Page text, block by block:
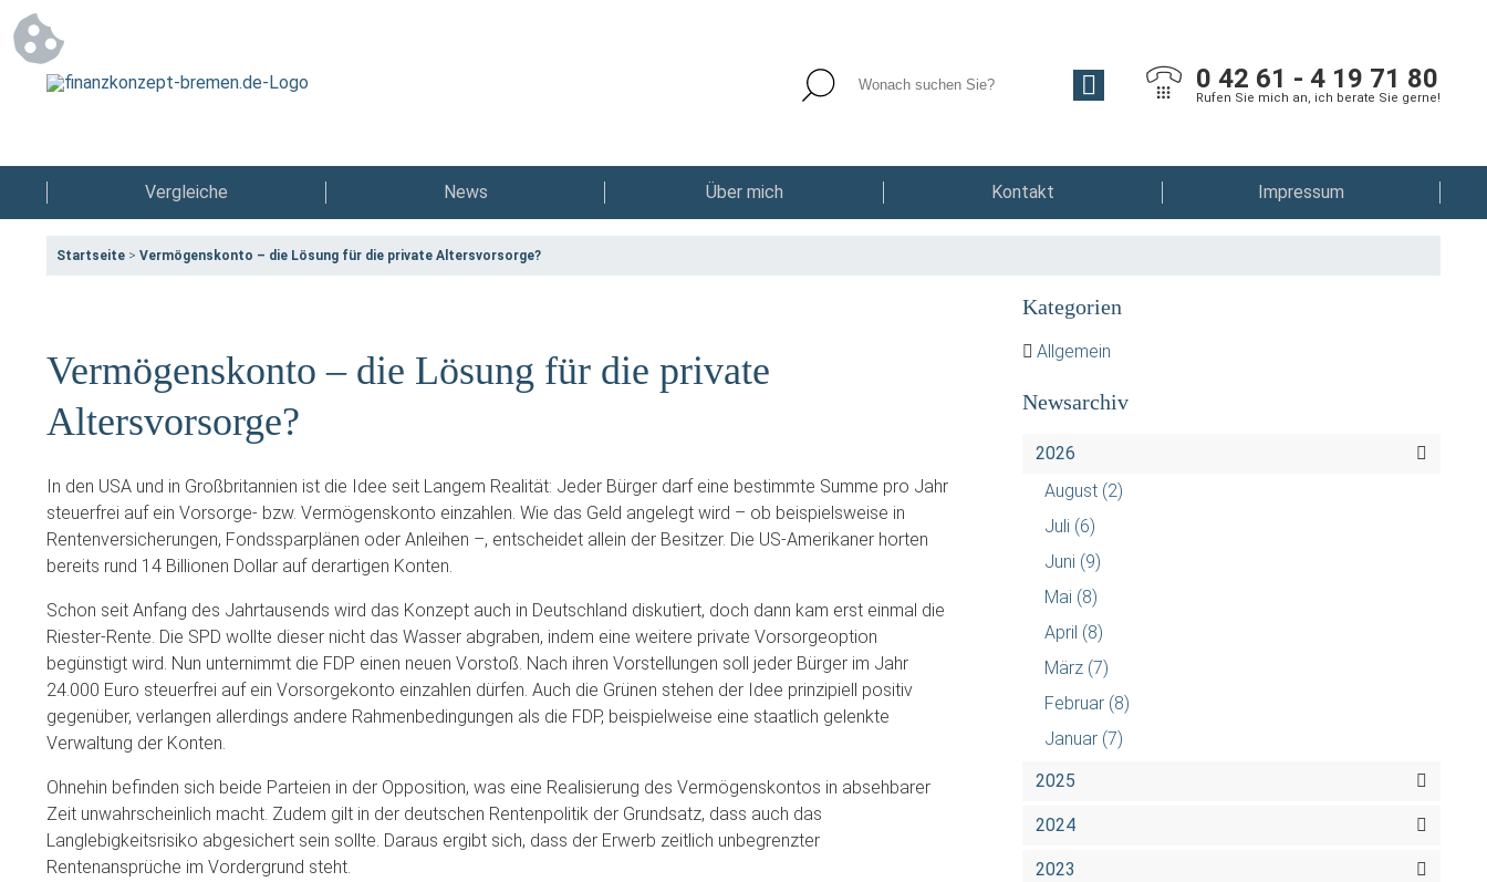
0 42 61 - 4 19 71 80
Rufen Sie mich an, ich berate Sie gerne!
Vergleiche News Über mich Kontakt Impressum
Startseite > Vermögenskonto – die Lösung für die private Altersvorsorge?
Vermögenskonto – die Lösung für die private
Altersvorsorge?
In den USA und in Großbritannien ist die Idee seit Langem Realität: Jeder Bürger darf eine bestimmte Summe pro Jahr
steuerfrei auf ein Vorsorge- bzw. Vermögenskonto einzahlen. Wie das Geld angelegt wird – ob beispielsweise in
Rentenversicherungen, Fondssparplänen oder Anleihen –, entscheidet allein der Besitzer. Die US-Amerikaner horten
bereits rund 14 Billionen Dollar auf derartigen Konten.
Schon seit Anfang des Jahrtausends wird das Konzept auch in Deutschland diskutiert, doch dann kam erst einmal die
Riester-Rente. Die SPD wollte dieser nicht das Wasser abgraben, indem eine weitere private Vorsorgeoption
begünstigt wird. Nun unternimmt die FDP einen neuen Vorstoß. Nach ihren Vorstellungen soll jeder Bürger im Jahr
24.000 Euro steuerfrei auf ein Vorsorgekonto einzahlen dürfen. Auch die Grünen stehen der Idee prinzipiell positiv
gegenüber, verlangen allerdings andere Rahmenbedingungen als die FDP, beispielweise eine staatlich gelenkte
Verwaltung der Konten.
Ohnehin befinden sich beide Parteien in der Opposition, was eine Realisierung des Vermögenskontos in absehbarer
Zeit unwahrscheinlich macht. Zudem gilt in der deutschen Rentenpolitik der Grundsatz, dass auch das
Langlebigkeitsrisiko abgesichert sein sollte. Daraus ergibt sich, dass der Erwerb zeitlich unbegrenzter
Rentenansprüche im Vordergrund steht.
Kategorien
Allgemein
Newsarchiv
2026
August (2)
Juli (6)
Juni (9)
Mai (8)
April (8)
März (7)
Februar (8)
Januar (7)
2025
2024
2023